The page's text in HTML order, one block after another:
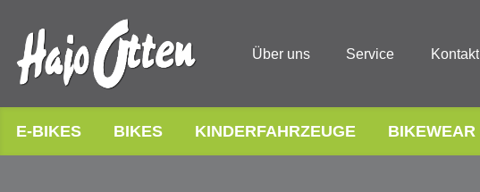
Über uns Service Kontakt
E-BIKES BIKES KINDERFAHRZEUGE BIKEWEAR